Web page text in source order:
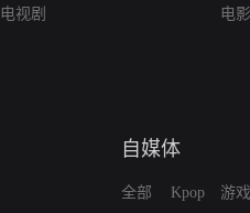
电视剧
电影
自媒体
全部
Kpop
游戏